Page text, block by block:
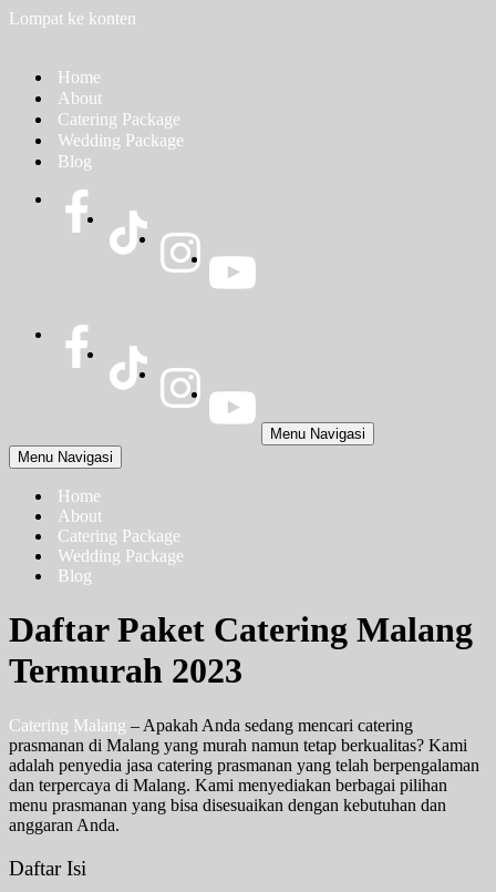
Lompat ke konten
Home
About
Catering Package
Wedding Package
Blog
Menu Navigasi
Menu Navigasi
Home
About
Catering Package
Wedding Package
Blog
Daftar Paket Catering Malang
Termurah 2023
Catering Malang – Apakah Anda sedang mencari catering
prasmanan di Malang yang murah namun tetap berkualitas? Kami
adalah penyedia jasa catering prasmanan yang telah berpengalaman
dan terpercaya di Malang. Kami menyediakan berbagai pilihan
menu prasmanan yang bisa disesuaikan dengan kebutuhan dan
anggaran Anda.
Daftar Isi